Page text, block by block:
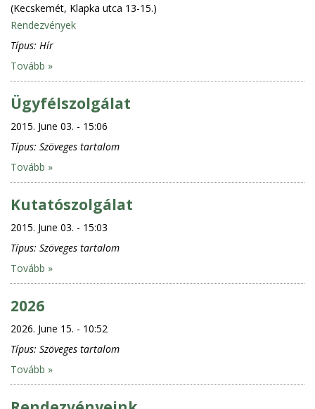
(Kecskemét, Klapka utca 13-15.)
Rendezvények
Típus: Hír
Tovább »
Ügyfélszolgálat
2015. June 03. - 15:06
Típus: Szöveges tartalom
Tovább »
Kutatószolgálat
2015. June 03. - 15:03
Típus: Szöveges tartalom
Tovább »
2026
2026. June 15. - 10:52
Típus: Szöveges tartalom
Tovább »